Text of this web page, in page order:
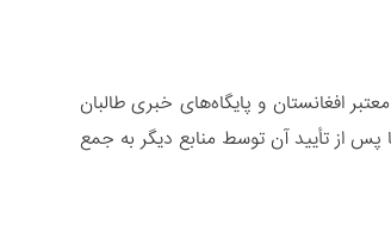
افغانستان و پایگاه‌های خبری طالبان
پس از تأیید آن توسط منابع دیگر به جمع